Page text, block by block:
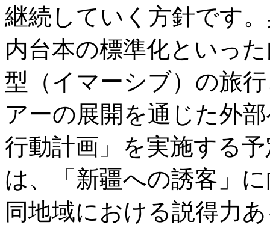
継続していく方針です
内台本の標準化といっ
型（イマーシブ）の旅
アーの展開を通じた外
行動計画」を実施する
は、「新疆への誘客」
同地域における説得力